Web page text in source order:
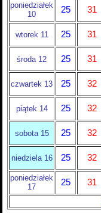
poniedziałek
10
25 31
wtorek 11 25 31
środa 12 25 31
czwartek 13 25 32
piątek 14 25 32
sobota 15 25 32
niedziela 16 25 32
poniedziałek
17
25
31